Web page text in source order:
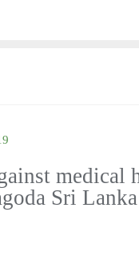
medical
Sri Lanka